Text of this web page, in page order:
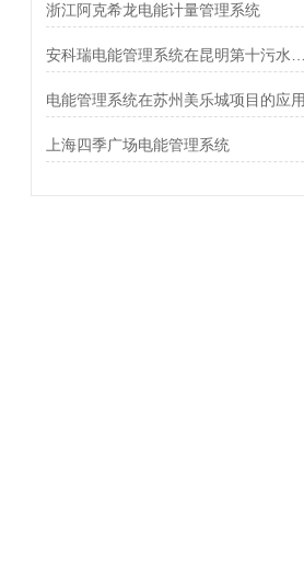
浙江阿克希龙电能计量管理系统
电能管理系统在苏州美乐城项目的应用
上海四季广场电能管理系统